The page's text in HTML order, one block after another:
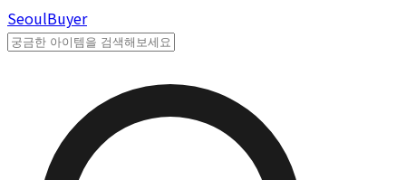
SeoulBuyer